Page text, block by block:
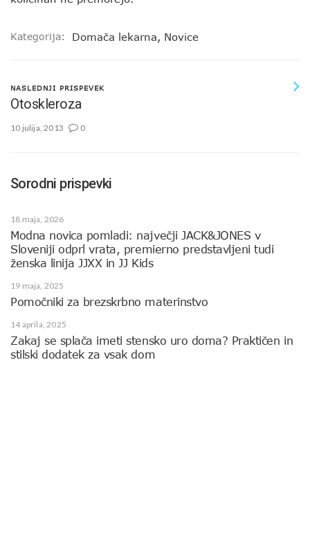
Kategorija: Domača lekarna, Novice
NASLEDNJI PRISPEVEK
Otoskleroza
10 julija, 2013 0
Sorodni prispevki
18 maja, 2026
Modna novica pomladi: največji JACK&JONES v
Sloveniji odprl vrata, premierno predstavljeni tudi
ženska linija JJXX in JJ Kids
19 maja, 2025
Pomočniki za brezskrbno materinstvo
14 aprila, 2025
Zakaj se splača imeti stensko uro doma? Praktičen in
stilski dodatek za vsak dom